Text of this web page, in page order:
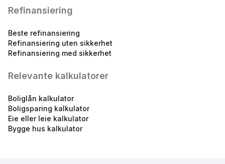
Refinansiering
Beste refinansiering
Refinansiering uten sikkerhet
Refinansiering med sikkerhet
Relevante kalkulatorer
Boliglån kalkulator
Boligsparing kalkulator
Eie eller leie kalkulator
Bygge hus kalkulator